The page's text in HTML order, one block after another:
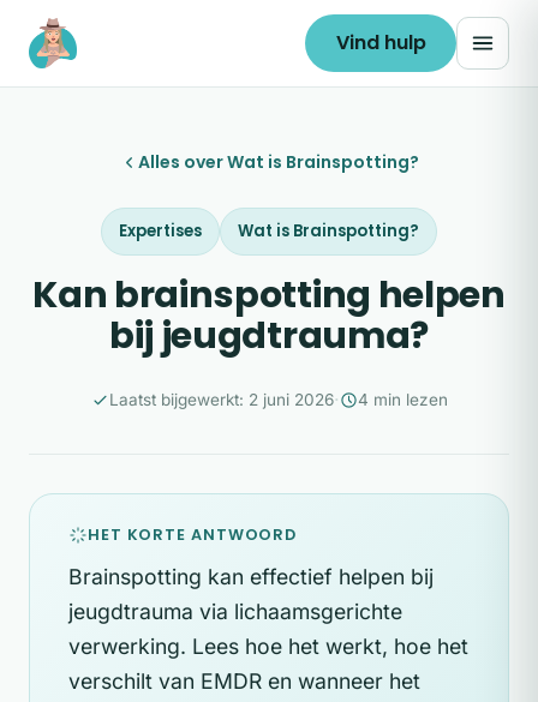
Ga naar de inhoud
Vind hulp
Alles over Wat is Brainspotting?
Expertises Wat is Brainspotting?
Kan brainspotting helpen
bij jeugdtrauma?
Laatst bijgewerkt: 2 juni 2026· 4 min lezen
HET KORTE ANTWOORD
Brainspotting kan effectief helpen bij
jeugdtrauma via lichaamsgerichte
verwerking. Lees hoe het werkt, hoe het
verschilt van EMDR en wanneer het